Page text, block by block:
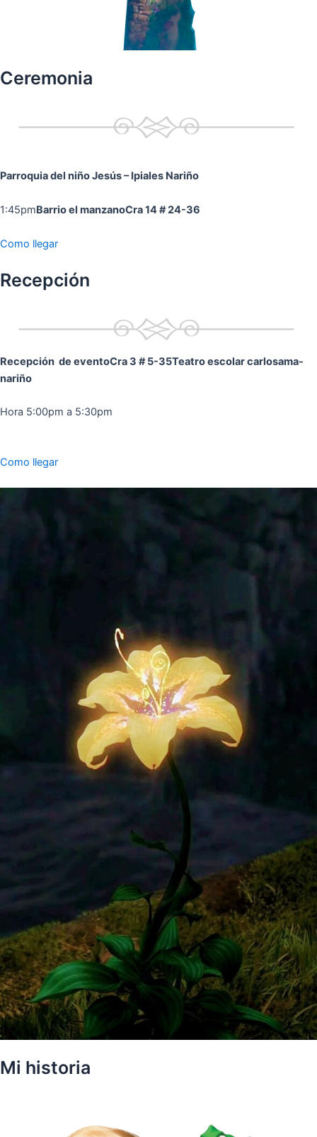
Ceremonia
Parroquia del niño Jesús– Ipiales Nariño
1:45pmBarrio el manzanoCra 14 # 24-36
Como llegar
Recepción
Recepción de eventoCra 3 # 5-35Teatro escolar carlosama-
nariño
Hora 5:00pm a 5:30pm
Como llegar
Mi historia